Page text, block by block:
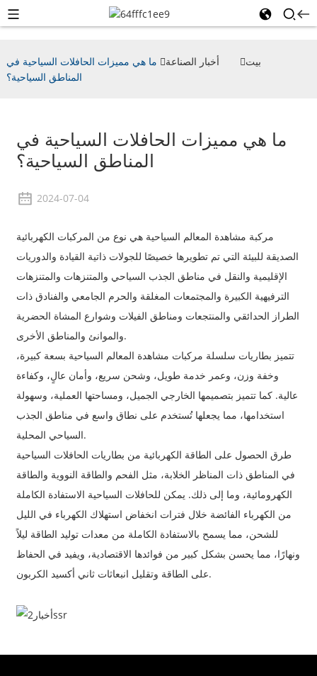
بيت أخبار الصناعة
ما هي مميزات الحافلات السياحية في
المناطق السياحية؟
ما هي مميزات الحافلات السياحية في
المناطق السياحية؟
2024-07-04
مركبة مشاهدة المعالم السياحية هي نوع من المركبات الكهربائية
الصديقة للبيئة التي تم تطويرها خصيصًا للجولات ذاتية القيادة والدوريات
الإقليمية والنقل في مناطق الجذب السياحي والمتنزهات والمتنزهات
الترفيهية الكبيرة والمجتمعات المغلقة والحرم الجامعي والفنادق ذات
الطراز الحدائقي والمنتجعات ومناطق الفيلات وشوارع المشاة الحضرية
والموانئ والمناطق الأخرى.
تتميز بطاريات سلسلة مركبات مشاهدة المعالم السياحية بسعة كبيرة،
وخفة وزن، وعمر خدمة طويل، وشحن سريع، وأمان عالٍ، وكفاءة
عالية. كما تتميز بتصميمها الخارجي الجميل، ومساحتها العملية، وسهولة
استخدامها، مما يجعلها تُستخدم على نطاق واسع في مناطق الجذب
السياحي المحلية.
طرق الحصول على الطاقة الكهربائية من بطاريات الحافلات السياحية
في المناطق ذات المناظر الخلابة، مثل الفحم والطاقة النووية والطاقة
الكهرومائية، وما إلى ذلك. يمكن للحافلات السياحية الاستفادة الكاملة
من الكهرباء الفائضة خلال فترات انخفاض استهلاك الكهرباء في الليل
للشحن، مما يسمح بالاستفادة الكاملة من معدات توليد الطاقة ليلاً
ونهارًا، مما يحسن بشكل كبير من فوائدها الاقتصادية، ويفيد في الحفاظ
على الطاقة وتقليل انبعاثات ثاني أكسيد الكربون.